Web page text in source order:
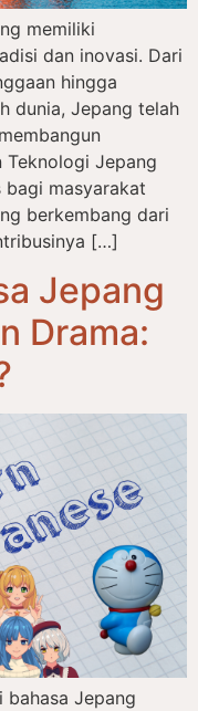
memiliki
dan inovasi. Dari
hingga
dunia, Jepang telah
Teknologi Jepang
bagi masyarakat
berkembang dari
[…]
Jepang
Drama:
Jepang